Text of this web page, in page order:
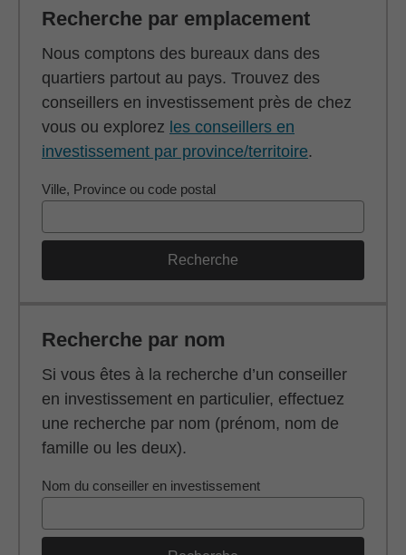
Recherche par emplacement
Nous comptons des bureaux dans des
quartiers partout au pays. Trouvez des
conseillers en investissement près de chez
vous ou explorez les conseillers en
investissement par province/territoire.
Ville, Province ou code postal
Recherche
Recherche par nom
Si vous êtes à la recherche d’un conseiller
en investissement en particulier, effectuez
une recherche par nom (prénom, nom de
famille ou les deux).
Nom du conseiller en investissement